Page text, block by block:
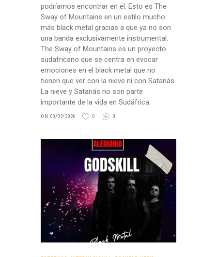
podríamos encontrar en él. Esto es The
Sway of Mountains en un estilo mucho
más black metal gracias a que ya no son
una banda exclusivamente instrumental.
The Sway of Mountains es un proyecto
sudafricano que se centra en evocar
emociones en el black metal que no
tienen que ver con la nieve ni con Satanás.
La nieve y Satanás no son parte
importante de la vida en Sudáfrica.
ON 03/02/2026 0 0